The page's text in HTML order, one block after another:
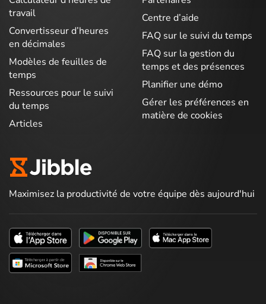
travail
Convertisseur d’heures
en décimales
Modèles de feuilles de
temps
Ressources pour le suivi
du temps
Articles
Centre d’aide
FAQ sur le suivi du temps
FAQ sur la gestion du
temps et des présences
Planifier une démo
Gérer les préférences en
matière de cookies
Maximisez la productivité de votre équipe dès aujourd'hui